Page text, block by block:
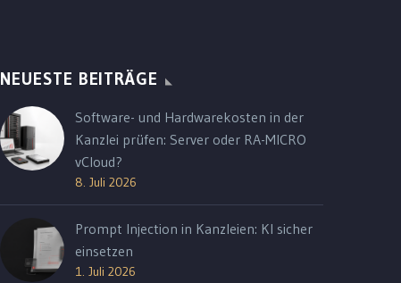
NEUESTE BEITRÄGE
Software- und Hardwarekosten in der
Kanzlei prüfen: Server oder RA-MICRO
vCloud?
8. Juli 2026
Prompt Injection in Kanzleien: KI sicher
einsetzen
1. Juli 2026